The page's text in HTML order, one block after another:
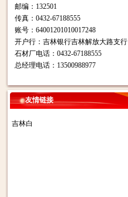
邮编：132501
传真：0432-67188555
账号：64001201010017248
开户行：吉林银行吉林解放大路支行
石材厂电话：0432-67188555
总经理电话：13500988977
友情链接
吉林白